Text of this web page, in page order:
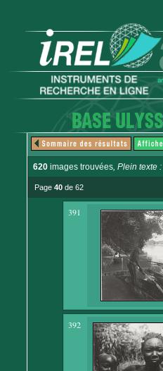
620 images trouvées, Plein texte :
Page 40 de 62
391
392